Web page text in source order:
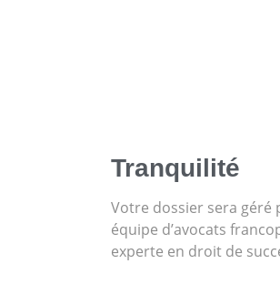
Tranquilité
Votre dossier sera géré
équipe d’avocats
experte en droit de